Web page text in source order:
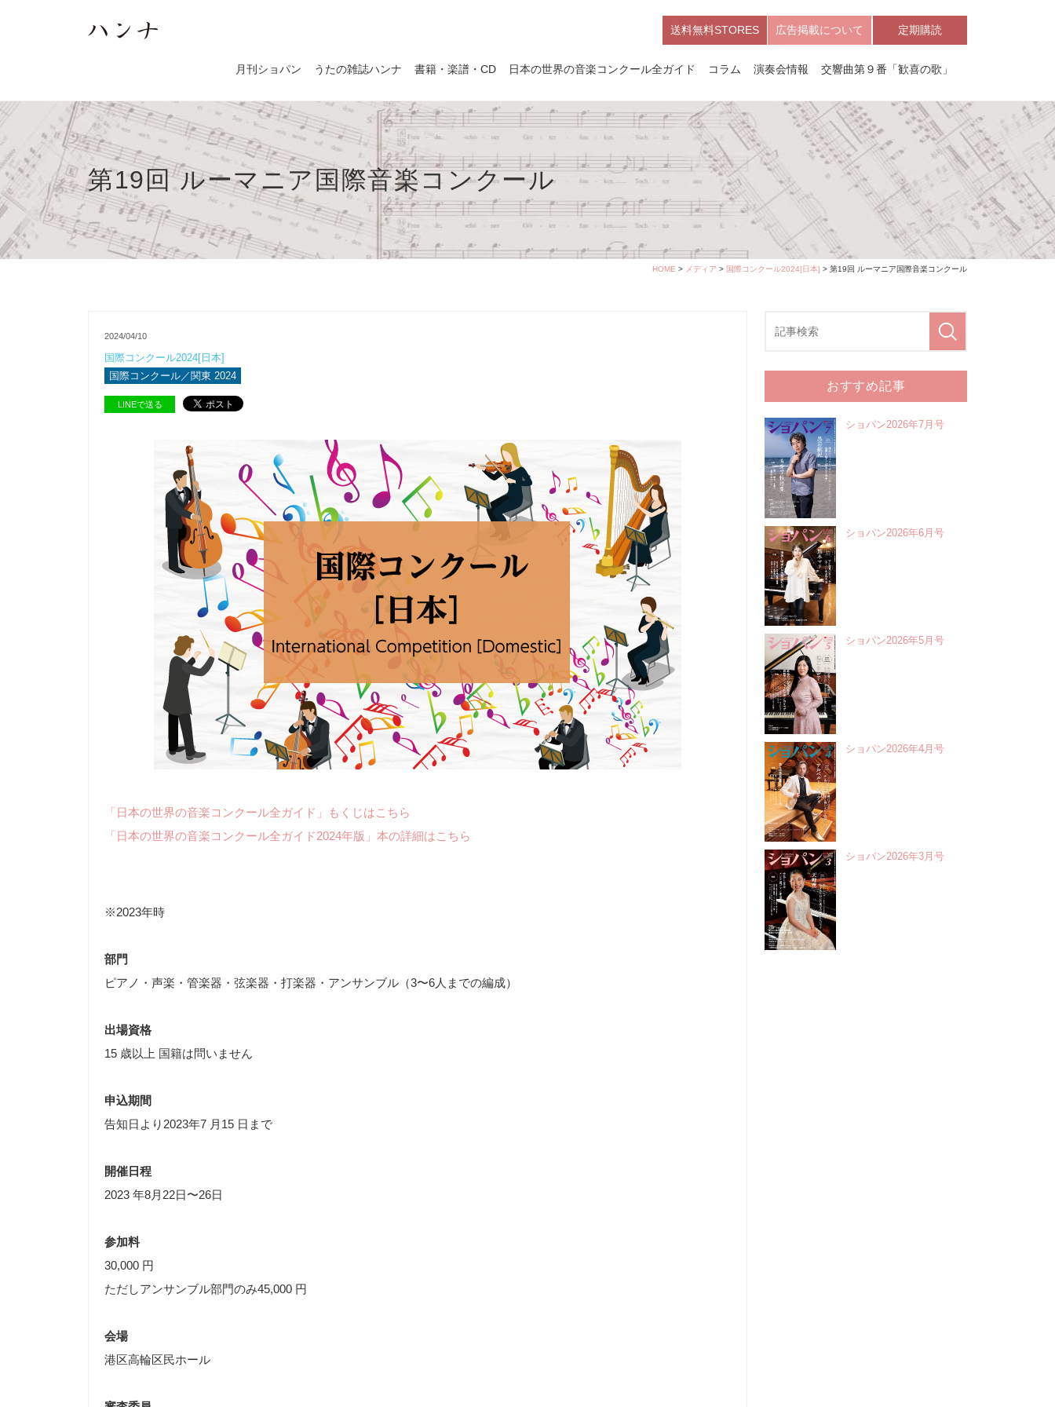
送料無料STORES 広告掲載について 定期購読
月刊ショパン うたの雑誌ハンナ 書籍・楽譜・CD 日本の世界の音楽コンクール全ガイド コラム 演奏会情報 交響曲第９番「歓喜の歌」
第19回 ルーマニア国際音楽コンクール
HOME > メディア > 国際コンクール2024[日本] > 第19回 ルーマニア国際音楽コンクール
2024/04/10
国際コンクール2024[日本]
国際コンクール／関東 2024
LINEで送る
「日本の世界の音楽コンクール全ガイド」もくじはこちら
「日本の世界の音楽コンクール全ガイド2024年版」本の詳細はこちら
※2023年時
部門
ピアノ・声楽・管楽器・弦楽器・打楽器・アンサンブル（3〜6人までの編成）
出場資格
15 歳以上 国籍は問いません
申込期間
告知日より2023年7 月15 日まで
開催日程
2023 年8月22日〜26日
参加料
30,000 円
ただしアンサンブル部門のみ45,000 円
会場
港区高輪区民ホール
おすすめ記事
ショパン2026年7月号
ショパン2026年6月号
ショパン2026年5月号
ショパン2026年4月号
ショパン2026年3月号